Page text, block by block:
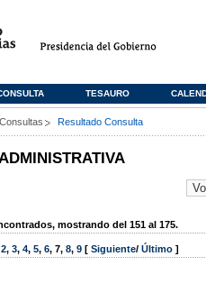
TESAURO
Consultas Resultado Consulta
mostrando del 151 al 175.
2, 3, 4, 5, 6, 7, 8, 9 [ Siguiente/ Último ]